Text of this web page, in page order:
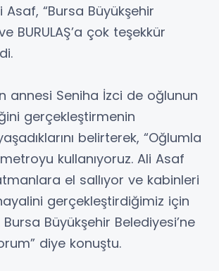
“Bursa Büyükşehir
BURULAŞ’a çok teşekkür
annesi Seniha İzci de oğlunun
gerçekleştirmenin
belirterek, “Oğlumla
metroyu kullanıyoruz. Ali Asaf
el sallıyor ve kabinleri
gerçekleştirdiğimiz için
Büyükşehir Belediyesi’ne
diye konuştu.